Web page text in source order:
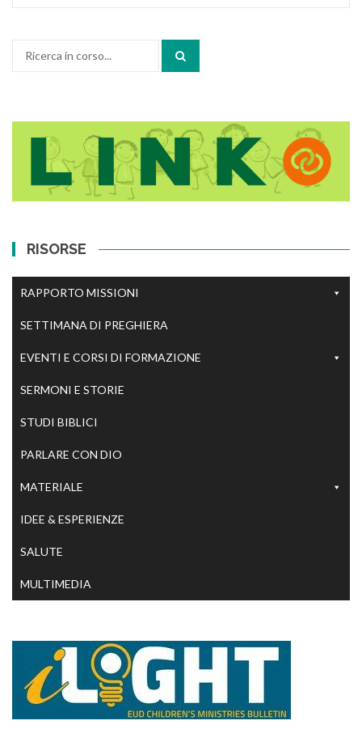
RISORSE
RAPPORTO MISSIONI
SETTIMANA DI PREGHIERA
EVENTI E CORSI DI FORMAZIONE
SERMONI E STORIE
STUDI BIBLICI
PARLARE CON DIO
MATERIALE
IDEE & ESPERIENZE
SALUTE
MULTIMEDIA